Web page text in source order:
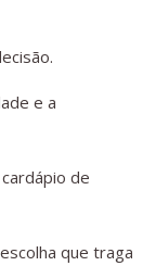
e a
de
que traga